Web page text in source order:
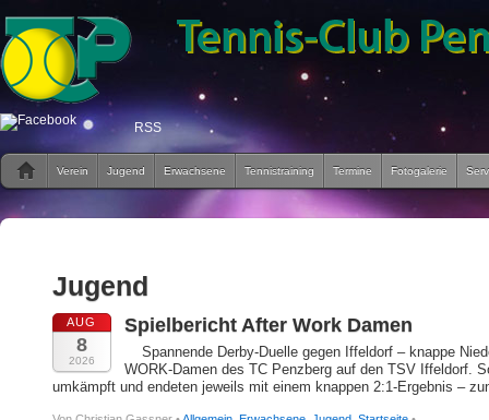
RSS
Verein Jugend Erwachsene Tennistraining Termine Fotogalerie
Jugend
AUG
8
2026
Spielbericht After Work Damen
Spannende Derby-Duelle gegen Iffeldorf – knappe
WORK-Damen des TC Penzberg auf den TSV Iffeldorf.
umkämpft und endeten jeweils mit einem knappen 2:1-Ergebnis –